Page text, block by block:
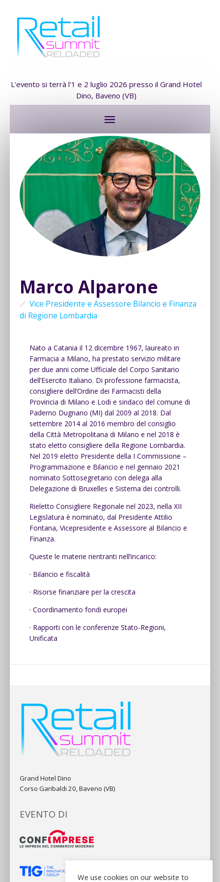
L'evento si terrà l'1 e 2 luglio 2026 presso il Grand Hotel
Dino, Baveno (VB)
Marco Alparone
Vice Presidente e Assessore Bilancio e Finanza
di Regione Lombardia
Nato a Catania il 12 dicembre 1967, laureato in
Farmacia a Milano, ha prestato servizio militare
per due anni come Ufficiale del Corpo Sanitario
dell’Esercito Italiano. Di professione farmacista,
consigliere dell’Ordine dei Farmacisti della
Provincia di Milano e Lodi e sindaco del comune di
Paderno Dugnano (MI) dal 2009 al 2018. Dal
settembre 2014 al 2016 membro del consiglio
della Città Metropolitana di Milano e nel 2018 è
stato eletto consigliere della Regione Lombardia.
Nel 2019 eletto Presidente della I Commissione –
Programmazione e Bilancio e nel gennaio 2021
nominato Sottosegretario con delega alla
Delegazione di Bruxelles e Sistema dei controlli.
Rieletto Consigliere Regionale nel 2023, nella XII
Legislatura è nominato, dal Presidente Attilio
Fontana, Vicepresidente e Assessore al Bilancio e
Finanza.
Queste le materie rientranti nell’incarico:
· Bilancio e fiscalità
· Risorse finanziare per la crescita
· Coordinamento fondi europei
· Rapporti con le conferenze Stato-Regioni,
Unificata
Grand Hotel Dino
Corso Garibaldi 20, Baveno (VB)
EVENTO DI
We use cookies on our website to